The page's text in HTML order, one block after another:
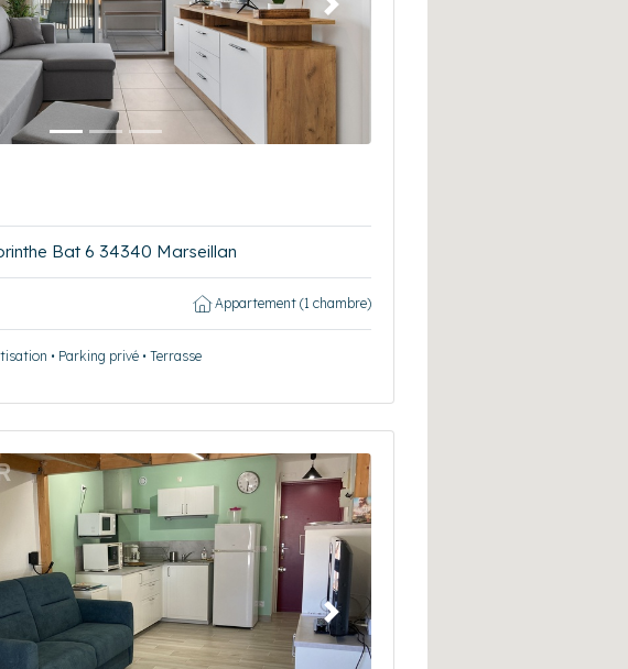
Suivant
Bat 6 34340 Marseillan
Appartement (1 chambre)
• Parking privé • Terrasse
Suivant